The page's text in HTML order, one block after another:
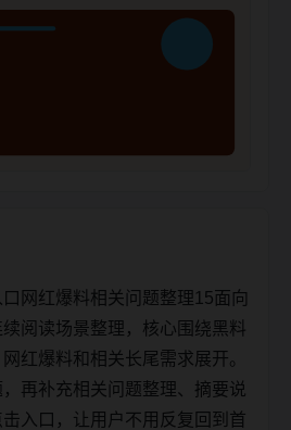
网红爆料相关问题整理15面向
阅读场景整理，核心围绕黑料
红爆料和相关长尾需求展开。
再补充相关问题整理、摘要说
入口，让用户不用反复回到首